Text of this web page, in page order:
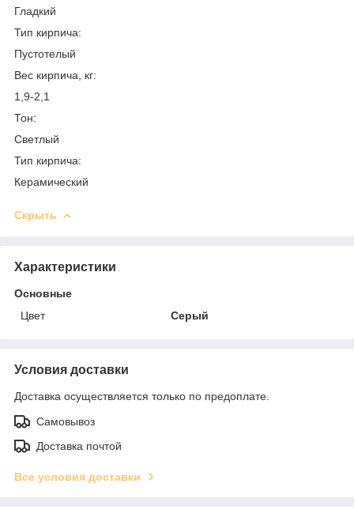
Гладкий
Тип кирпича:
Пустотелый
Вес кирпича, кг:
1,9-2,1
Тон:
Светлый
Тип кирпича:
Керамический
Скрыть
Характеристики
Основные
Цвет
Серый
Условия доставки
Доставка осуществляется только по предоплате.
Самовывоз
Доставка почтой
Все условия доставки